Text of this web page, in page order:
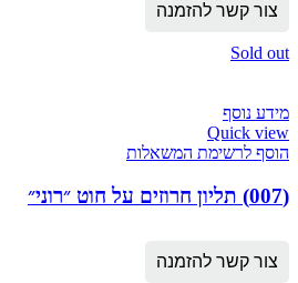
צור קשר להזמנה
Sold out
מידע נוסף
Quick view
הוסף לרשימת המשאלות
(007) תליון חרוזים על חוט ״רוני״
צור קשר להזמנה